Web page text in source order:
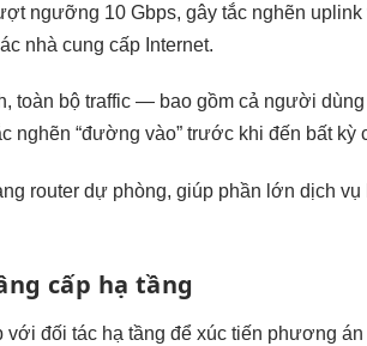
ngưỡng 10 Gbps, gây tắc nghẽn
nhà cung cấp Internet.
toàn bộ traffic — bao gồm cả người
“đường vào” trước khi đến bất kỳ
router dự phòng, giúp phần lớn dịch
cấp hạ tầng
đối tác hạ tầng để xúc tiến phương